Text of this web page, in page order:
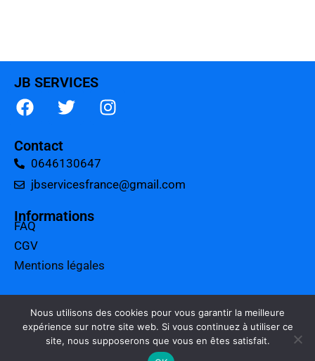
JB SERVICES
Contact
0646130647
jbservicesfrance@gmail.com
Informations
FAQ
CGV
Mentions légales
Tarifs
Charte qualité
Politique de confidentialité
Nous utilisons des cookies pour vous garantir la meilleure
expérience sur notre site web. Si vous continuez à utiliser ce
site, nous supposerons que vous en êtes satisfait.